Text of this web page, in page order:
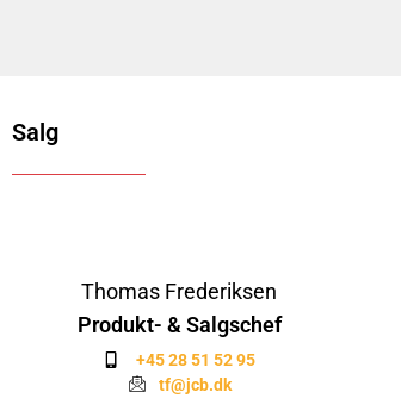
Salg
Thomas Frederiksen
Produkt- & Salgschef
+45 28 51 52 95
tf@jcb.dk